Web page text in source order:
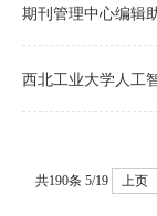
期刊管理中心编辑
西北工业大学人工
共190条 5/19 上页